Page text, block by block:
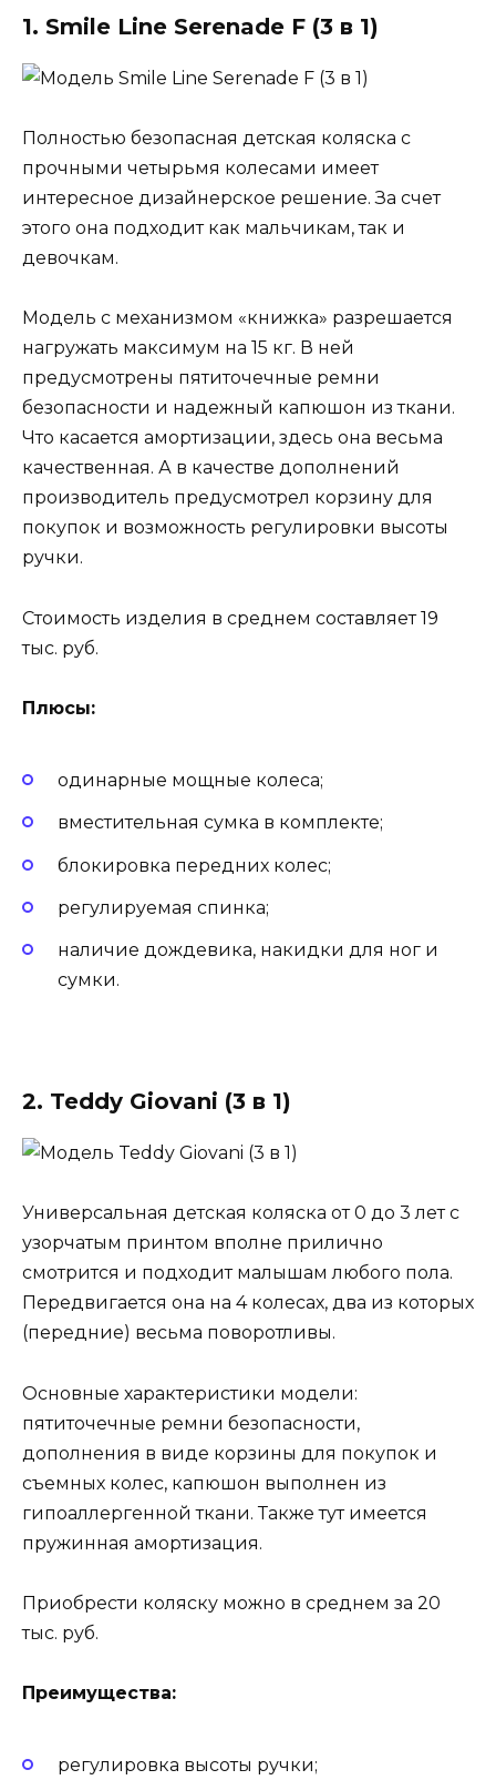
1. Smile Line Serenade F (3 в 1)
Полностью безопасная детская коляска с
прочными четырьмя колесами имеет
интересное дизайнерское решение. За счет
этого она подходит как мальчикам, так и
девочкам.
Модель с механизмом «книжка» разрешается
нагружать максимум на 15 кг. В ней
предусмотрены пятиточечные ремни
безопасности и надежный капюшон из ткани.
Что касается амортизации, здесь она весьма
качественная. А в качестве дополнений
производитель предусмотрел корзину для
покупок и возможность регулировки высоты
ручки.
Стоимость изделия в среднем составляет 19
тыс. руб.
Плюсы:
одинарные мощные колеса;
вместительная сумка в комплекте;
блокировка передних колес;
регулируемая спинка;
наличие дождевика, накидки для ног и
сумки.
2. Teddy Giovani (3 в 1)
Универсальная детская коляска от 0 до 3 лет с
узорчатым принтом вполне прилично
смотрится и подходит малышам любого пола.
Передвигается она на 4 колесах, два из которых
(передние) весьма поворотливы.
Основные характеристики модели:
пятиточечные ремни безопасности,
дополнения в виде корзины для покупок и
съемных колес, капюшон выполнен из
гипоаллергенной ткани. Также тут имеется
пружинная амортизация.
Приобрести коляску можно в среднем за 20
тыс. руб.
Преимущества:
регулировка высоты ручки;